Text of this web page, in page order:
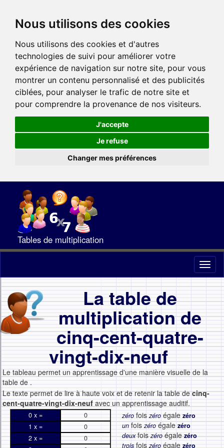
Nous utilisons des cookies
Nous utilisons des cookies et d'autres
technologies de suivi pour améliorer votre
expérience de navigation sur notre site, pour vous
montrer un contenu personnalisé et des publicités
ciblées, pour analyser le trafic de notre site et
pour comprendre la provenance de nos visiteurs.
J'accepte
Je refuse
Changer mes préférences
Tables de multiplication
La table de
multiplication de
cinq-cent-quatre-
vingt-dix-neuf
Le tableau permet un apprentissage d'une manière visuelle de la
table de .
Le texte permet de lire à haute voix et de retenir la table decinq-
cent-quatre-vingt-dix-neuf avec un apprentissage auditif.
0 x =
0
1 x =
0
2 x =
0
zéro foiszéro égale zéro
unfoiszéroégalezéro
deuxfoiszéroégalezéro
trois foiszéro égale zéro